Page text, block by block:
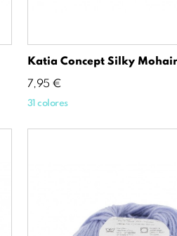
Katia Concept Silky Mohair
Precio
7,95 €
31 colores